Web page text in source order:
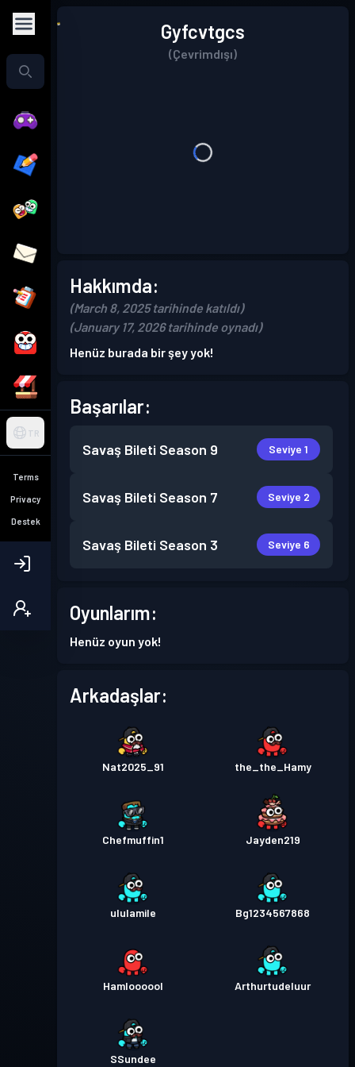
TR
Terms
Privacy
Destek
Gyfcvtgcs
(Çevrimdışı)
Hakkımda:
(March 8, 2025 tarihinde katıldı)
(January 17, 2026 tarihinde oynadı)
Henüz burada bir şey yok!
Başarılar:
Savaş Bileti Season 9 Seviye 1
Savaş Bileti Season 7 Seviye 2
Savaş Bileti Season 3 Seviye 6
Oyunlarım:
Henüz oyun yok!
Arkadaşlar:
Nat2025_91 the_the_Hamy
Chefmuffin1 Jayden219
ululamile Bg1234567868
Hamloooool Arthurtudeluur
SSundee